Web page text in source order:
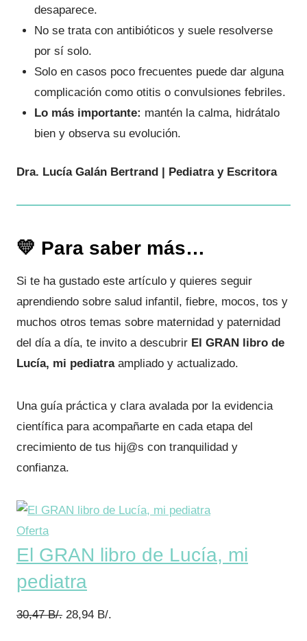
desaparece.
No se trata con antibióticos y suele resolverse
por sí solo.
Solo en casos poco frecuentes puede dar alguna
complicación como otitis o convulsiones febriles.
Lo más importante: mantén la calma, hidrátalo
bien y observa su evolución.
Dra. Lucía Galán Bertrand | Pediatra y Escritora
💛 Para saber más…
Si te ha gustado este artículo y quieres seguir
aprendiendo sobre salud infantil, fiebre, mocos, tos y
muchos otros temas sobre maternidad y paternidad
del día a día, te invito a descubrir El GRAN libro de
Lucía, mi pediatraampliado y actualizado.
Una guía práctica y clara avalada por la evidencia
científica para acompañarte en cada etapa del
crecimiento de tus hij@s con tranquilidad y
confianza.
Oferta
r
d
u
El GRAN libro de Lucía, mi
pediatra
30,47B/. E
28,94 B/.